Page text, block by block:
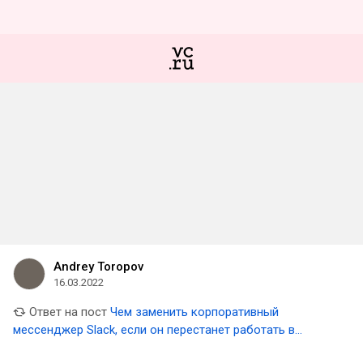
Andrey Toropov
16.03.2022
Ответ на пост Чем заменить корпоративный
мессенджер Slack, если он перестанет работать в